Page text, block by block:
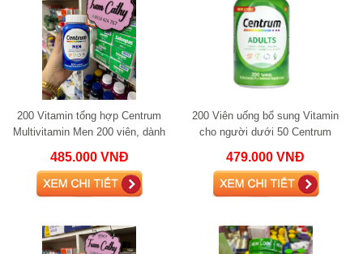
200 Vitamin tổng hợp Centrum
Multivitamin Men 200 viên, dành
485.000 VNĐ
200 Viên uống bổ sung Vitamin
cho người dưới 50 Centrum
479.000 VNĐ